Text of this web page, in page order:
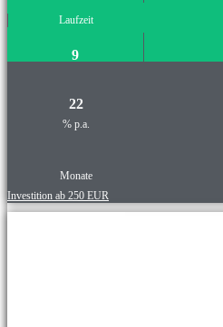
Laufzeit
9
22
% p.a.
Monate
Investition ab 250 EUR